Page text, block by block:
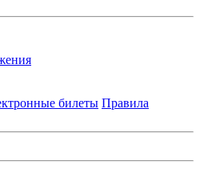
билеты Правила